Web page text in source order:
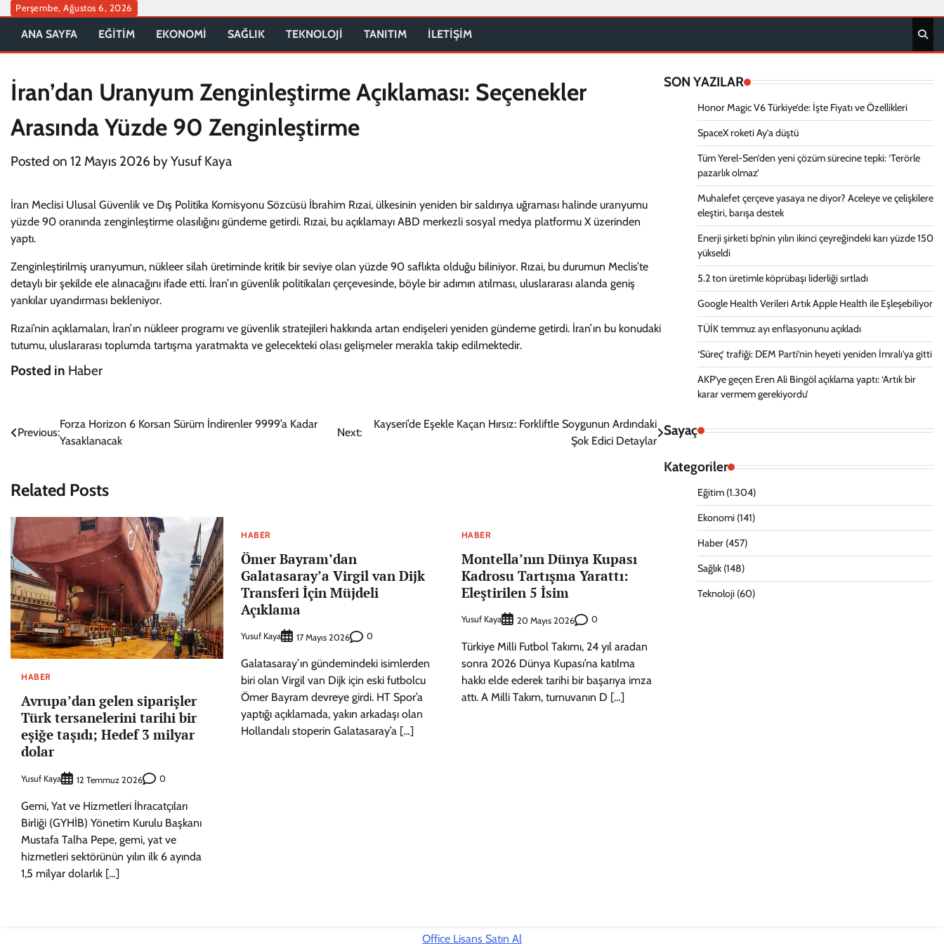
Skip
content
Perşembe, Ağustos 6, 2026
ANA SAYFA EĞİTİM EKONOMİ SAĞLIK TEKNOLOJİ TANITIM İLETİŞİM
İran’dan Uranyum Zenginleştirme Açıklaması: Seçenekler
Arasında Yüzde 90 Zenginleştirme
Posted on 12 Mayıs 2026 byYusuf Kaya
İran Meclisi Ulusal Güvenlik ve Dış Politika Komisyonu Sözcüsü İbrahim Rızai, ülkesinin yeniden bir saldırıya uğraması halinde uranyumu
yüzde 90 oranında zenginleştirme olasılığını gündeme getirdi. Rızai, bu açıklamayı ABD merkezli sosyal medya platformu X üzerinden
yaptı.
Zenginleştirilmiş uranyumun, nükleer silah üretiminde kritik bir seviye olan yüzde 90 saflıkta olduğu biliniyor. Rızai, bu durumun Meclis’te
detaylı bir şekilde ele alınacağını ifade etti. İran’ın güvenlik politikaları çerçevesinde, böyle bir adımın atılması, uluslararası alanda geniş
yankılar uyandırması bekleniyor.
Rızai’nin açıklamaları, İran’ın nükleer programı ve güvenlik stratejileri hakkında artan endişeleri yeniden gündeme getirdi. İran’ın bu konudaki
tutumu, uluslararası toplumda tartışma yaratmakta ve gelecekteki olası gelişmeler merakla takip edilmektedir.
Posted in Haber
Yazı
Previous:
Forza Horizon 6 Korsan Sürüm İndirenler 9999’a Kadar
Yasaklanacak
Next:
Kayseri’de Eşekle Kaçan Hırsız: Forkliftle Soygunun Ardındaki
Şok Edici Detaylar
Related Posts
HABER
Avrupa’dan gelen siparişler
Türk tersanelerini tarihi bir
eşiğe taşıdı; Hedef 3 milyar
dolar
Yusuf Kaya 12 Temmuz 2026 0
Gemi, Yat ve Hizmetleri İhracatçıları
Birliği (GYHİB) Yönetim Kurulu Başkanı
Mustafa Talha Pepe, gemi, yat ve
hizmetleri sektörünün yılın ilk 6 ayında
1,5 milyar dolarlık […]
HABER
Ömer Bayram’dan
Galatasaray’a Virgil van Dijk
Transferi İçin Müjdeli
Açıklama
Yusuf Kaya 17 Mayıs 2026 0
Galatasaray’ın gündemindeki isimlerden
biri olan Virgil van Dijk için eski futbolcu
Ömer Bayram devreye girdi. HT Spor’a
yaptığı açıklamada, yakın arkadaşı olan
Hollandalı stoperin Galatasaray’a […]
HABER
Montella’nın Dünya Kupası
Kadrosu Tartışma Yarattı:
Eleştirilen 5 İsim
Yusuf Kaya 20 Mayıs 2026 0
Türkiye Milli Futbol Takımı, 24 yıl aradan
sonra 2026 Dünya Kupası’na katılma
hakkı elde ederek tarihi bir başarıya imza
attı. A Milli Takım, turnuvanın D […]
SON YAZILAR
Honor Magic V6 Türkiye’de: İşte Fiyatı ve Özellikleri
SpaceX roketi Ay’a düştü
Tüm Yerel-Sen’den yeni çözüm sürecine tepki: ‘Terörle
pazarlık olmaz’
Muhalefet çerçeve yasaya ne diyor? Aceleye ve çelişkilere
eleştiri, barışa destek
Enerji şirketi bp’nin yılın ikinci çeyreğindeki karı yüzde 150
yükseldi
5.2 ton üretimle köprübaşı liderliği sırtladı
Google Health Verileri Artık Apple Health ile Eşleşebiliyor
TÜİK temmuz ayı enflasyonunu açıkladı
‘Süreç’ trafiği: DEM Parti’nin heyeti yeniden İmralı’ya gitti
AKP’ye geçen Eren Ali Bingöl açıklama yaptı: ‘Artık bir
karar vermem gerekiyordu’
Sayaç
Kategoriler
Eğitim(1.304)
Ekonomi(141)
Haber(457)
Sağlık(148)
Teknoloji(60)
Office Lisans Satın Al